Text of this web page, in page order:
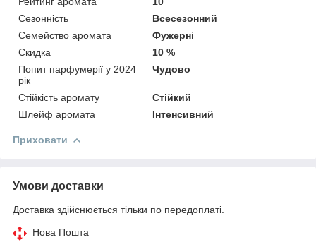
Сезонність
Всесезонний
Семейство аромата
Фужерні
Скидка
10 %
Попит парфумерії у 2024
рік
Чудово
Стійкість аромату
Стійкий
Шлейф аромата
Інтенсивний
Приховати
Умови доставки
Доставка здійснюється тільки по передоплаті.
Нова Пошта